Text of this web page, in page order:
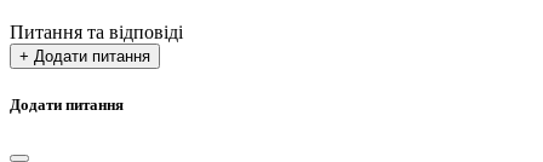
Питання та відповіді
+ Додати питання
Додати питання